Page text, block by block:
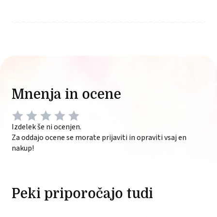
Mnenja in ocene
Izdelek še ni ocenjen.
Za oddajo ocene se morate prijaviti in opraviti vsaj en
nakup!
Peki priporočajo tudi